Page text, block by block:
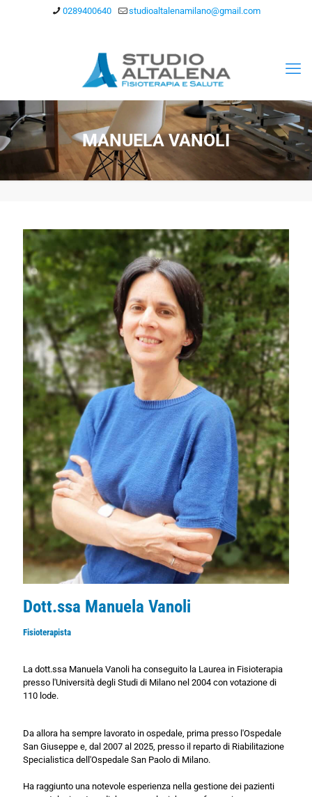
0289400640 studioaltalenamilano@gmail.com
MANUELA VANOLI
Dott.ssa Manuela Vanoli
Fisioterapista
La dott.ssa Manuela Vanoli ha conseguito la Laurea in Fisioterapia
presso l'Università degli Studi di Milano nel 2004 con votazione di
110 lode.
Da allora ha sempre lavorato in ospedale, prima presso l'Ospedale
San Giuseppe e, dal 2007 al 2025, presso il reparto di Riabilitazione
Specialistica dell'Ospedale San Paolo di Milano.
Ha raggiunto una notevole esperienza nella gestione dei pazienti